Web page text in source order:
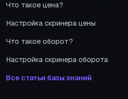
Что такое цена?
Настройка скринера цены
Что такое оборот?
Настройка скринера оборота
Все статьи базы знаний